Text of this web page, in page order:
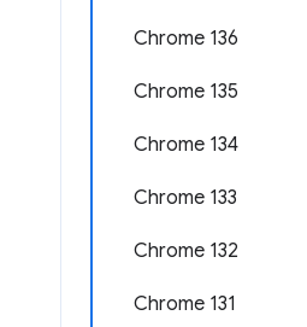
Chrome 136
Chrome 135
Chrome 134
Chrome 133
Chrome 132
Chrome 131